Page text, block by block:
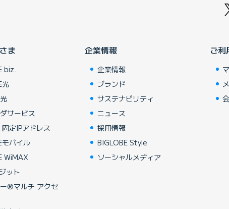
ま
biz.
光
サービス
定IPアドレス
モバイル
WiMAX
ット
®マルチ アクセ
企業情報
企業情報
ブランド
サステナビリティ
ニュース
採用情報
BIGLOBE Style
ソーシャルメディア
ご利